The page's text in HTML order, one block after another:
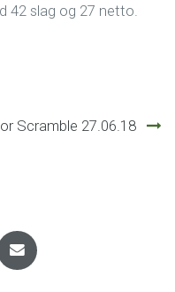
42 slag og 27 netto.
Scramble 27.06.18